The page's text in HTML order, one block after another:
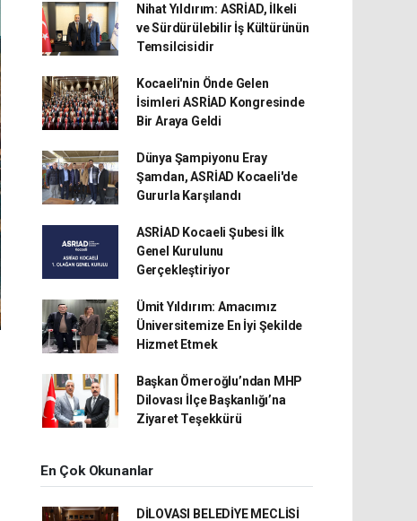
Nihat Yıldırım: ASRİAD, İlkeli
ve Sürdürülebilir İş Kültürünün
Temsilcisidir
Kocaeli'nin Önde Gelen
İsimleri ASRİAD Kongresinde
Bir Araya Geldi
Dünya Şampiyonu Eray
Şamdan, ASRİAD Kocaeli'de
Gururla Karşılandı
ASRİAD Kocaeli Şubesi İlk
Genel Kurulunu
Gerçekleştiriyor
Ümit Yıldırım: Amacımız
Üniversitemize En İyi Şekilde
Hizmet Etmek
Başkan Ömeroğlu’ndan MHP
Dilovası İlçe Başkanlığı’na
Ziyaret Teşekkürü
En Çok Okunanlar
DİLOVASI BELEDİYE MECLİSİ